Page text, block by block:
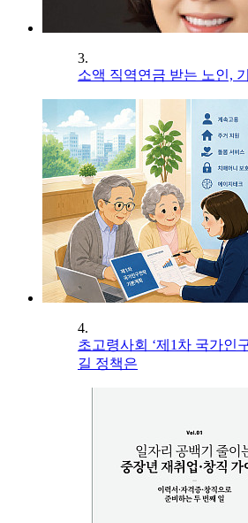
3.
소액 직역연금 받는 노인,
4.
초고령사회 ‘제1차 국가인
길 정책은